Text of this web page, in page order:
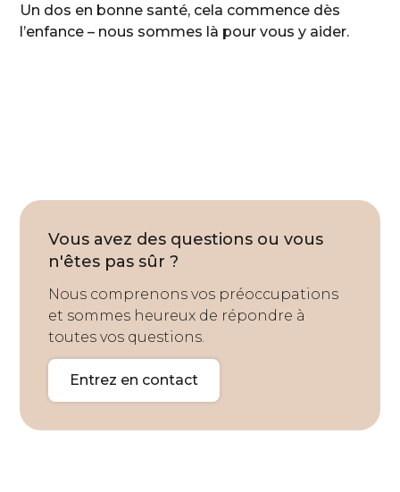
Un dos en bonne santé, cela commence dès
l’enfance – nous sommes là pour vous y aider.
Vous avez des questions ou vous
n'êtes pas sûr ?
Nous comprenons vos préoccupations
et sommes heureux de répondre à
toutes vos questions.
Entrez en contact